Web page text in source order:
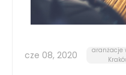
cze 08, 2020
aranżacje